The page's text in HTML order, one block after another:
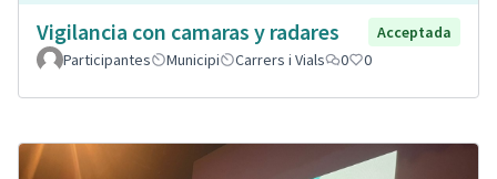
Vigilancia con camaras y radares
Acceptada
Participantes
Municipi Carrers i Vials 0 0